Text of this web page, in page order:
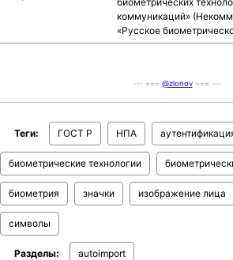
коммуникаций»
«Русское
--- === @zlonov=== ---
Теги: ГОСТ Р НПА
биометрические технологии
биометрия значки изображение лица
символы
Разделы: autoimport